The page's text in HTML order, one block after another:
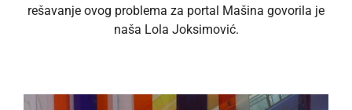
rešavanje ovog problema za portal Mašina govorila je
naša Lola Joksimović.